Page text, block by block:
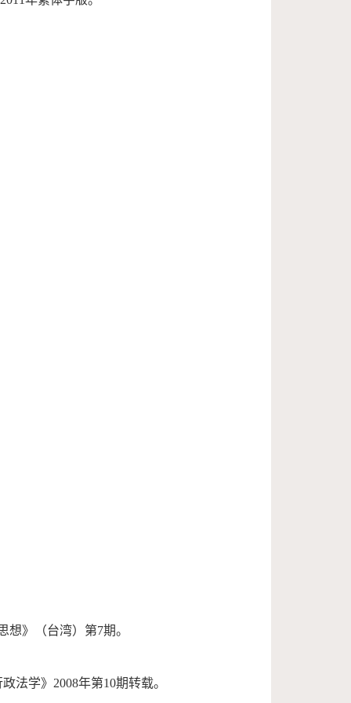
》（台湾）第7期。
法学》2008年第10期转载。